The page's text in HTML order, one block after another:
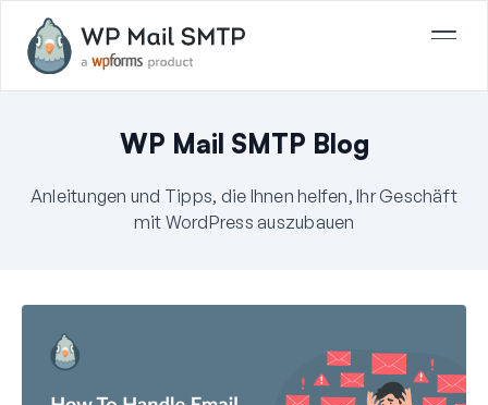
WP Mail SMTP Blog
Anleitungen und Tipps, die Ihnen helfen, Ihr Geschäft
mit WordPress auszubauen